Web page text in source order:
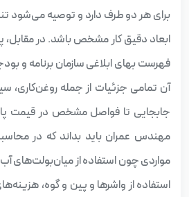
برای هر دو طرف دارد و توصیه می‌شود تنها
ابعاد دقیق کار مشخص باشد. در مقابل،
فهرست بهای ابلاغی سازمان برنامه و
آن تمامی جزئیات از جمله روغن‌کاری،
جابجایی تا فواصل مشخص در قیمت
مهندس عمران باید بداند که در
مواردی چون استفاده از میان‌بولت‌های
استفاده از واشرها و پین و گوه،